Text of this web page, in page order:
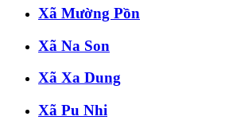
Xã Mường Pồn
Xã Na Son
Xã Xa Dung
Xã Pu Nhi